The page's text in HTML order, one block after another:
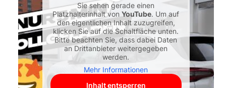
Sie sehen gerade einen
Platzhalterinhalt vonYouTube. Um auf
den eigentlichen Inhalt zuzugreifen,
klicken Sie auf die Schaltfläche unten.
Bitte beachten Sie, dass dabei Daten
an Drittanbieter weitergegeben
werden.
Mehr Informationen
Inhalt entsperren